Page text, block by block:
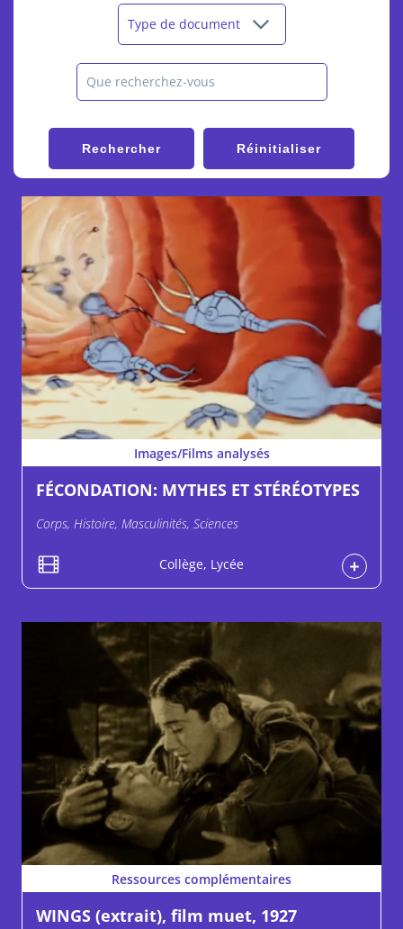
Images/Films analysés
FÉCONDATION: MYTHES ET STÉRÉOTYPES
Corps, Histoire, Masculinités, Sciences
Collège, Lycée
Ressources complémentaires
WINGS (extrait), film muet, 1927